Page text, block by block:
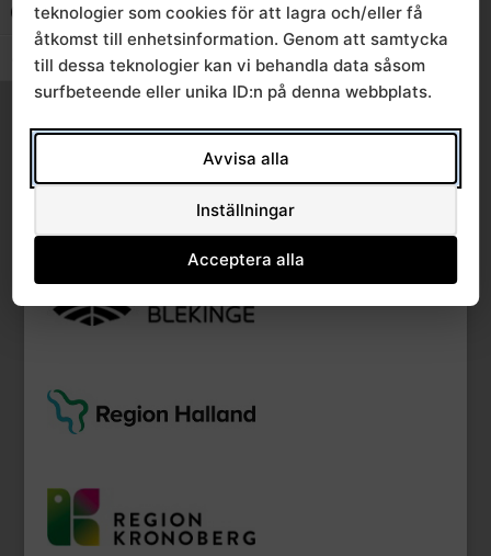
Slå på/av hög kontrast
Slå på/av textstorlek
Ärende 5 2012-03-
23, RCC Syd
teknologier som cookies för att lagra och/eller få
åtkomst till enhetsinformation. Genom att samtycka
till dessa teknologier kan vi behandla data såsom
surfbeteende eller unika ID:n på denna webbplats.
Avvisa alla
Inställningar
Acceptera alla